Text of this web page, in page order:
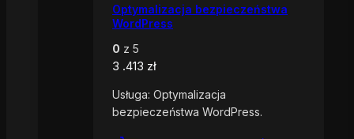
Optymalizacja bezpieczeństwa
WordPress
0 z 5
3 .413 zł
Usługa: Optymalizacja
bezpieczeństwa WordPress.